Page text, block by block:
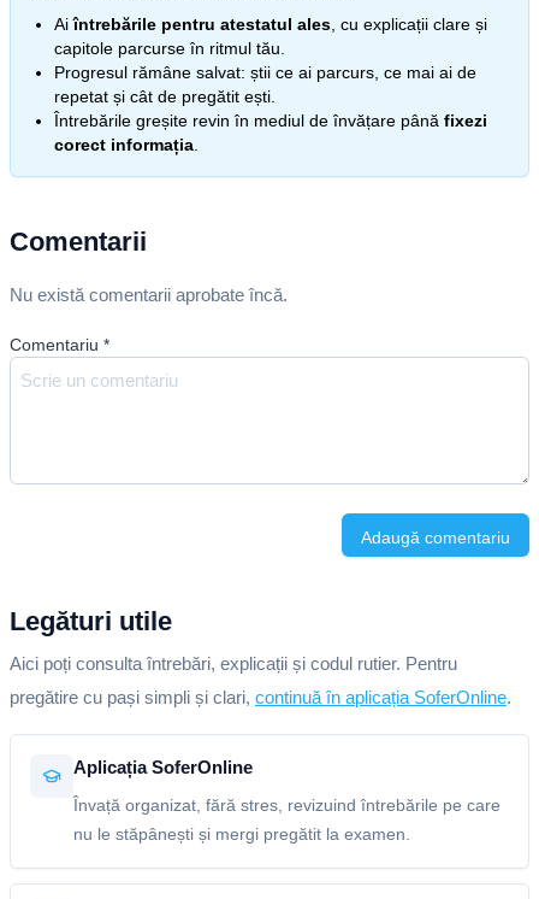
Aiîntrebările pentru atestatul ales , cu explicații clare și
capitole parcurse în ritmul tău.
Progresul rămâne salvat: știi ce ai parcurs, ce mai ai de
repetat și cât de pregătit ești.
Întrebările greșite revin în mediul de învățare până fixezi
corect informația
Comentarii
Nu există comentarii aprobate încă.
Comentariu *
Adaugă comentariu
Legături utile
Aici poți consulta întrebări, explicații și codul rutier. Pentru
pregătire cu pași simpli și clari, continuă în aplicația SoferOnline.
Aplicația SoferOnline
Învață organizat, fără stres, revizuind întrebările pe care
nu le stăpânești și mergi pregătit la examen.